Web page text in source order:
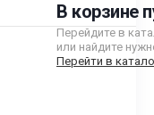
В корзине
Перейдите в
или найдите
Перейти в